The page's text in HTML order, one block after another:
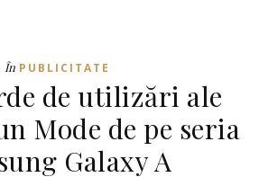
În PUBLICITATE
de utilizări ale
Mode de pe seria
Galaxy A